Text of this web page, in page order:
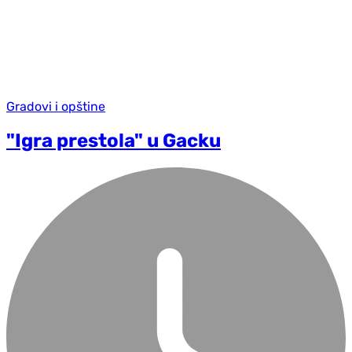
Gradovi i opštine
"Igra prestola" u Gacku